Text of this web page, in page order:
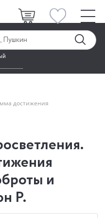
достижения
и
Р.